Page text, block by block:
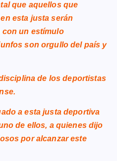
que aquellos que
esta justa serán
un estímulo
son orgullo del país y
de los deportistas
a esta justa deportiva
de ellos, a quienes dijo
por alcanzar este